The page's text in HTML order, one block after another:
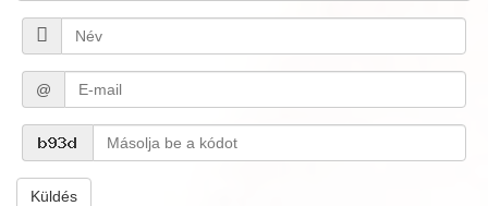
@
Küldés